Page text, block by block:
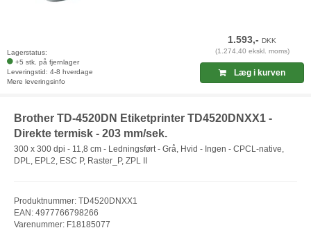
Lagerstatus:
+5 stk. på fjernlager
Leveringstid: 4-8 hverdage
Mere leveringsinfo
1.593,-DKK
(1.274,40 ekskl. moms)
Læg i kurven
Brother TD-4520DN Etiketprinter TD4520DNXX1 -
Direkte termisk - 203 mm/sek.
300 x 300 dpi - 11,8 cm - Ledningsført - Grå, Hvid - Ingen - CPCL-native,
DPL, EPL2, ESC P, Raster_P, ZPL II
Produktnummer: TD4520DNXX1
EAN: 4977766798266
Varenummer: F18185077